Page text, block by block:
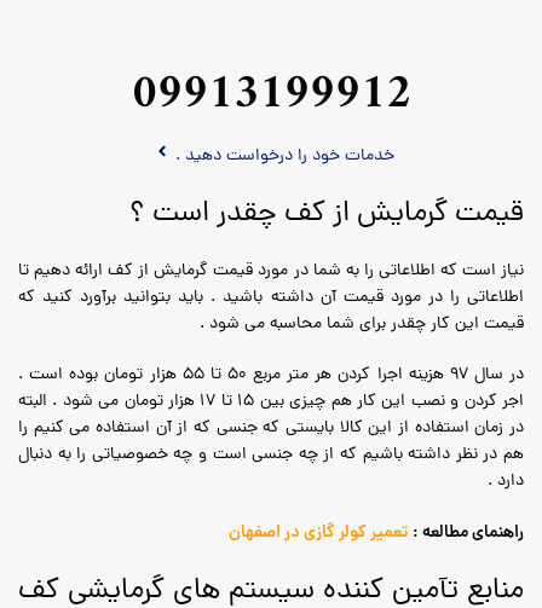
09913199912
خدمات خود را درخواست دهید .
قیمت گرمایش از کف چقدر است ؟
نیاز است که اطلاعاتی را به شما در مورد قیمت گرمایش از کف ارائه دهیم تا
اطلاعاتی را در مورد قیمت آن داشته باشید . باید بتوانید برآورد کنید که
قیمت این کار چقدر برای شما محاسبه می شود .
در سال 97 هزینه اجرا کردن هر متر مربع 50 تا 55 هزار تومان بوده است .
اجر کردن و نصب این کار هم چیزی بین 15 تا 17 هزار تومان می شود . البته
در زمان استفاده از این کالا بایستی که جنسی که از آن استفاده می کنیم را
هم در نظر داشته باشیم که از چه جنسی است و چه خصوصیاتی را به دنبال
دارد .
راهنمای مطالعه : تعمیر کولر گازی در اصفهان
منابع تآمین کننده سیستم های گرمایشی کف